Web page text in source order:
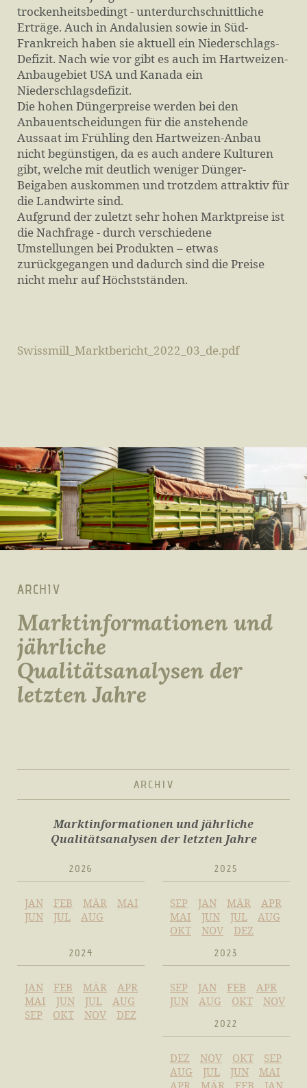
trockenheitsbedingt - unterdurchschnittliche
Erträge. Auch in Andalusien sowie in Süd-
Frankreich haben sie aktuell ein Niederschlags-
Defizit. Nach wie vor gibt es auch im Hartweizen-
Anbaugebiet USA und Kanada ein
Niederschlagsdefizit.
Die hohen Düngerpreise werden bei den
Anbauentscheidungen für die anstehende
Aussaat im Frühling den Hartweizen-Anbau
nicht begünstigen, da es auch andere Kulturen
gibt, welche mit deutlich weniger Dünger-
Beigaben auskommen und trotzdem attraktiv für
die Landwirte sind.
Aufgrund der zuletzt sehr hohen Marktpreise ist
die Nachfrage - durch verschiedene
Umstellungen bei Produkten – etwas
zurückgegangen und dadurch sind die Preise
nicht mehr auf Höchstständen.
Swissmill_Marktbericht_2022_03_de.pdf
ARCHIV
Marktinformationen und
jährliche
Qualitätsanalysen der
letzten Jahre
ARCHIV
Marktinformationen und jährliche
Qualitätsanalysen der letzten Jahre
2026
JAN FEB MÄR
MAI
JUN
JUL AUG
2025
SEP JAN MÄR
APR
MAI
JUN JUL
AUG
OKT
NOV DEZ
2024
JAN FEB MÄR
APR
MAI
JUN JUL
AUG
SEP
OKT NOV DEZ
2023
SEP JAN FEB
APR
JUN
AUG OKT NOV
2022
DEZ NOV OKT
SEP
AUG
JUL JUN
MAI